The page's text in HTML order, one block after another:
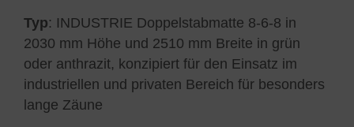
Typ: INDUSTRIE Doppelstabmatte 8-6-8 in
2030 mm Höhe und 2510 mm Breite in grün
oder anthrazit, konzipiert für den Einsatz im
industriellen und privaten Bereich für besonders
lange Zäune